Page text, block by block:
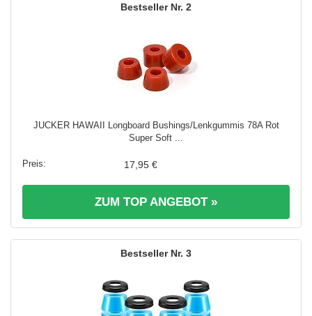
2
JUCKER HAWAII Longboard Bushings/Lenkgummis 78A Rot
Super Soft ...
17,95 €
ZUM TOP ANGEBOT »
3